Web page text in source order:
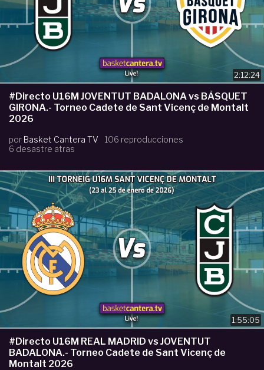
2:12:24
#Directo U16M JOVENTUT BADALONA vs BÀSQUET
GIRONA.- Torneo Cadete de Sant Vicenç de Montalt
2026
por Basket Cantera TV
106 reproducciones
6 desastre atras
1:55:05
#Directo U16M REAL MADRID vs JOVENTUT
BADALONA.- Torneo Cadete de Sant Vicenç de
Montalt 2026